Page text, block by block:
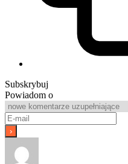
Subskrybuj
Powiadom o